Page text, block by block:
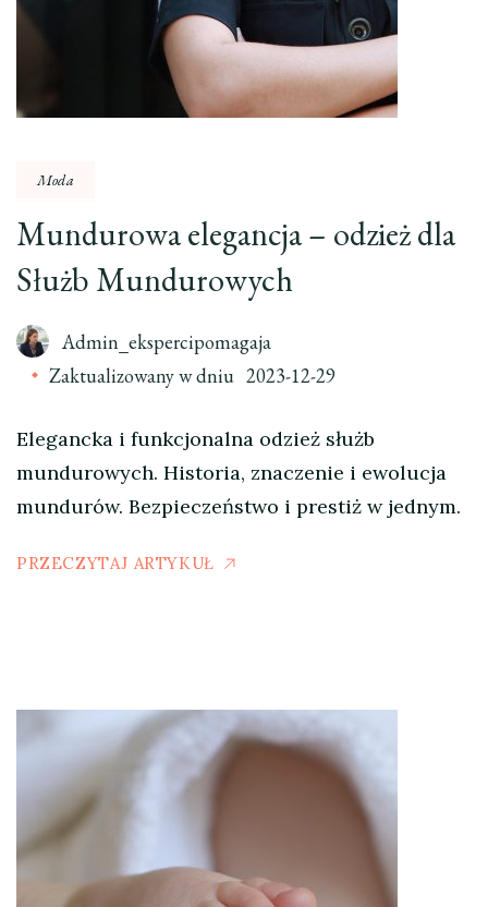
Moda
Mundurowa elegancja – odzież dla
Służb Mundurowych
Admin_ekspercipomagaja
Zaktualizowany w dniu 2023-12-29
Elegancka i funkcjonalna odzież służb
mundurowych. Historia, znaczenie i ewolucja
mundurów. Bezpieczeństwo i prestiż w jednym.
PRZECZYTAJ ARTYKUŁ